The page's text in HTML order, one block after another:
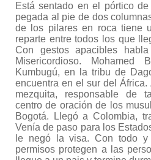
Está sentado en el pórtico
pegada al pie de dos
de los pilares en roca tiene
reparte entre todos los que
Con gestos apacibles
Misericordioso.
Kumbugú, en la tribu de
encuentra en el sur del
mezquita, responsable de
centro de oración de los
Bogotá. Llegó a Colombia,
Venía de paso para los
le negó la visa. Con todo
permisos protegen a las